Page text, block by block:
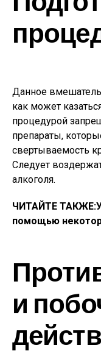
Данное
как может
процедурой
препараты,
свертываемость
Следует
алкоголя.
ЧИТАЙТЕ ТАКЖЕ:
помощью
и